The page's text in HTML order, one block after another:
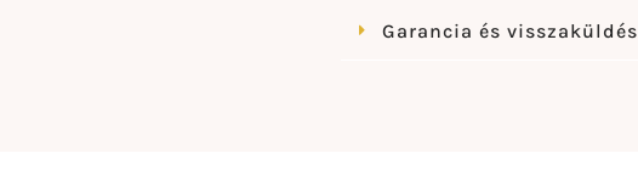
Garancia és visszaküldés